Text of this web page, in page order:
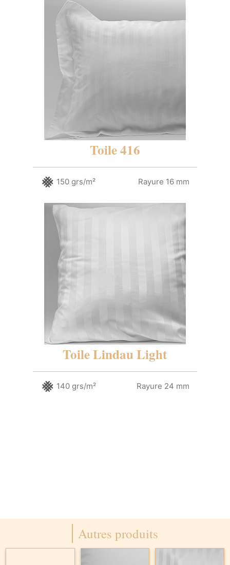
Toile 416
150 grs/m² Rayure 16 mm
Toile Lindau Light
140 grs/m² Rayure 24 mm
Autres produits